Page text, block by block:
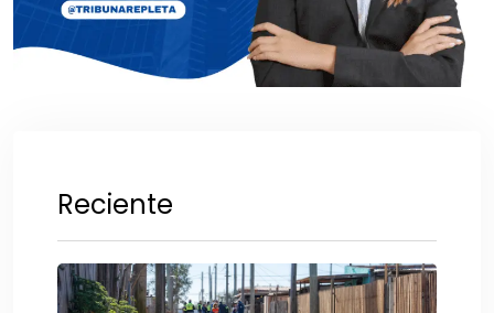
Reciente